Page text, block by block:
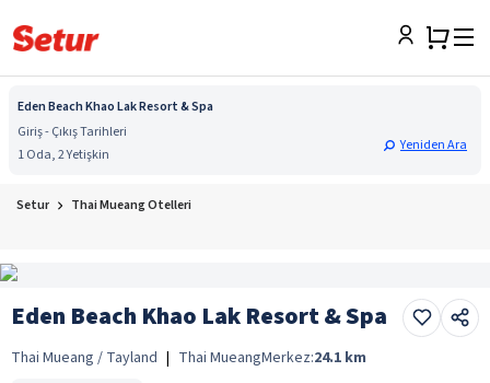
Eden Beach Khao Lak Resort & Spa
Giriş - Çıkış Tarihleri
1 Oda, 2 Yetişkin
Yeniden Ara
Setur Thai Mueang Otelleri
Eden Beach Khao Lak Resort & Spa
Thai Mueang / Tayland | Thai MueangMerkez:24.1 km